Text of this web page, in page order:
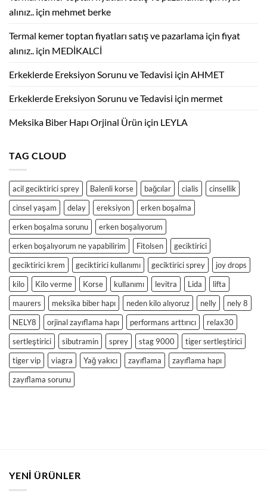
Aile.
için
alınız.. için mehmet berke
Termal kemer toptan fiyatları satış ve pazarlama için fiyat
alınız.. için MEDİKALCİ
Erkeklerde Ereksiyon Sorunu ve Tedavisi için AHMET
Erkeklerde Ereksiyon Sorunu ve Tedavisi için mermet
Meksika Biber Hapı Orjinal Ürün için LEYLA
TAG CLOUD
acil geciktirici sprey Balenli korse bağcılar cialis
cinsellik
cinsel yaşam
delay ereksiyon
erken boşalma
erken boşalma sorunu
erken boşalıyorum
erken boşalıyorum ne yapabilirim
Fitolsen
geciktirici
geciktirici krem
geciktirici kullanımı geciktirici sprey
joy drops
kilo
Kilo verme Korse kullanımı levitra Lida
lifta
maurers
meksika biber hapı neden kilo alıyoruz nelly
nely 8
NELY8
orjinal zayıflama hapı performans arttırıcı
relax30
sertleştirici
sibutramin sprey stag 9000
tiger sertleştirici
tiger vip
viagra Yağ yakıcı zayıflama
zayıflama hapı
zayıflama sorunu
YENI ÜRÜNLER